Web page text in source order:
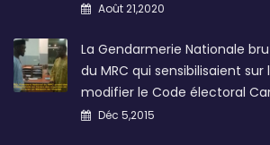
Août 21,2020
La Gendarmerie Nationale
du MRC qui sensibilisaient sur
modifier le Code électoral
Déc 5,2015